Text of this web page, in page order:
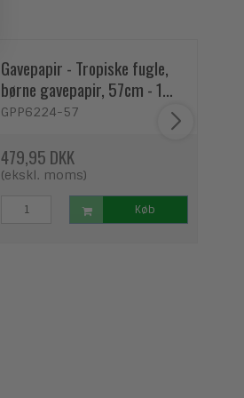
Gavepapir - Tropiske fugle,
børne gavepapir, 57cm - 1
rulle
GPP6224-57
479,95 DKK
(ekskl. moms)
Køb